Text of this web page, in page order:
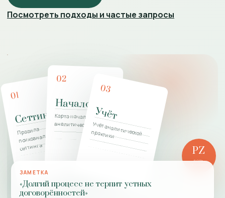
Посмотреть подходы и частые запросы
01
Сеттинг
Правила
психоаналитического
сеттинга
02
Начало
Карта начала
аналитической работы
03
Учёт
Учёт аналитической
практики
PZ
РОЛЬ
ЗАМЕТКА
«Долгий процесс не терпит устных
договорённостей»